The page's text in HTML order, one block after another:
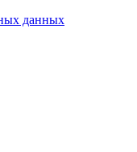
данных